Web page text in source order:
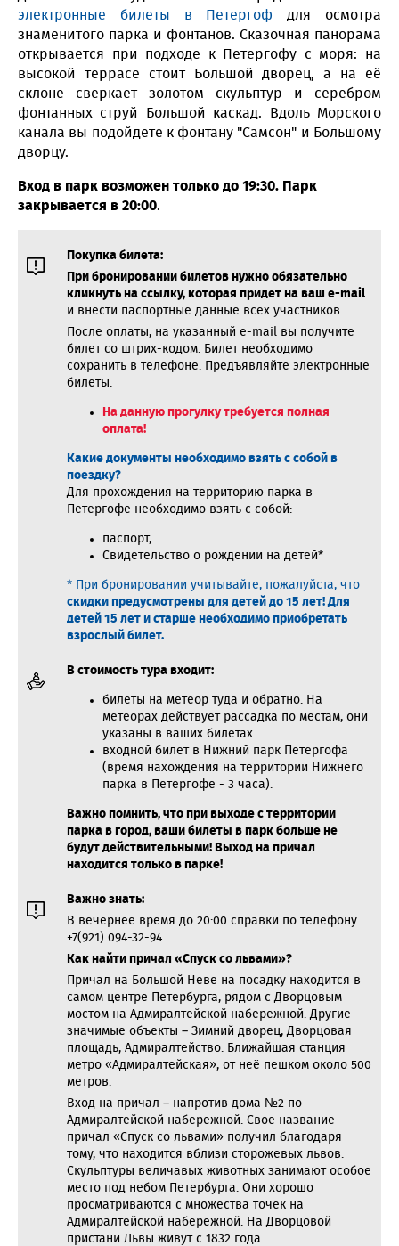
электронные билеты в Петергоф для осмотра
знаменитого парка и фонтанов. Сказочная панорама
открывается при подходе к Петергофу с моря: на
высокой террасе стоит Большой дворец, а на её
склоне сверкает золотом скульптур и серебром
фонтанных струй Большой каскад. Вдоль Морского
канала вы подойдете к фонтану "Самсон" и Большому
дворцу.
Вход в парк возможен только до 19:30. Парк
закрывается в 20:00.
Покупка билета:
При бронировании билетов нужно обязательно
кликнуть на ссылку, которая придет на ваш e-mail
и внести паспортные данные всех участников.
После оплаты, на указанный e-mail вы получите
билет со штрих-кодом. Билет необходимо
сохранить в телефоне. Предъявляйте электронные
билеты.
На данную прогулку требуется полная
оплата!
Какие документы необходимо взять с собой в
поездку?
Для прохождения на территорию парка в
Петергофе необходимо взять с собой:
паспорт,
Свидетельство о рождении на детей*
* При бронировании учитывайте, пожалуйста, что
скидки предусмотрены для детей до 15 лет!Для
детей 15 лет и старше необходимо приобретать
взрослый билет.
В стоимость тура входит:
билеты на метеор туда и обратно. На
метеорах действует рассадка по местам, они
указаны в ваших билетах.
входной билет в Нижний парк Петергофа
(время нахождения на территории Нижнего
парка в Петергофе - 3 часа).
Важно помнить, что при выходе с территории
парка в город, ваши билеты в парк больше не
будут действительными! Выход на причал
находится только в парке!
Важно знать:
В вечернее время до 20:00 справки по телефону
+7(921) 094-32-94.
Как найти причал «Спуск со львами»?
Причал на Большой Неве на посадку находится в
самом центре Петербурга, рядом с Дворцовым
мостом на Адмиралтейской набережной. Другие
значимые объекты – Зимний дворец, Дворцовая
площадь, Адмиралтейство. Ближайшая станция
метро «Адмиралтейская», от неё пешком около 500
метров.
Вход на причал – напротив дома №2 по
Адмиралтейской набережной. Свое название
причал «Спуск со львами» получил благодаря
тому, что находится вблизи сторожевых львов.
Скульптуры величавых животных занимают особое
место под небом Петербурга. Они хорошо
просматриваются с множества точек на
Адмиралтейской набережной. На Дворцовой
пристани Львы живут с 1832 года.